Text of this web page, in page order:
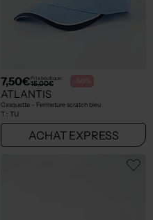
7,50€Prix boutique :
15,00€ -50%
ATLANTIS
Casquette - Fermeture scratch bleu
T : TU
ACHAT EXPRESS